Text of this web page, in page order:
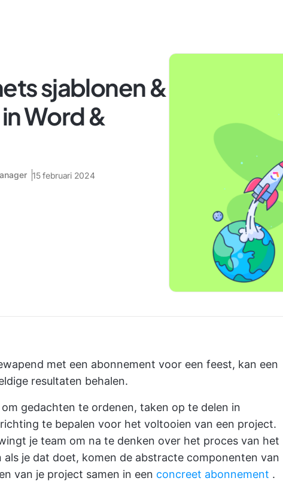
sjablonen &
Word &
15 februari 2024
met een abonnement voor een feest, kan een
resultaten behalen.
gedachten te ordenen, taken op te delen in
te bepalen voor het voltooien van een project.
je team om na te denken over het proces van het
als je dat doet, komen de abstracte componenten van
van je project samen in een concreet abonnement .